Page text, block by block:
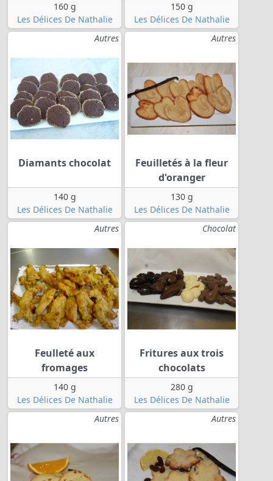
160 g
Les Délices De Nathalie
150 g
Les Délices De Nathalie
Autres
Diamants chocolat
140 g
Les Délices De Nathalie
Autres
Feuilletés à la fleur
d'oranger
130 g
Les Délices De Nathalie
Autres
Feulleté aux
fromages
140 g
Les Délices De Nathalie
Chocolat
Fritures aux trois
chocolats
280 g
Les Délices De Nathalie
Autres
Autres